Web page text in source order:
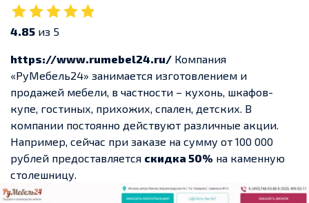
4.85 из 5
https://www.rumebel24.ru/ Компания
«РуМебель24» занимается изготовлением и
продажей мебели, в частности – кухонь, шкафов-
купе, гостиных, прихожих, спален, детских. В
компании постоянно действуют различные акции.
Например, сейчас при заказе на сумму от 100 000
рублей предоставляется скидка 50% на каменную
столешницу.